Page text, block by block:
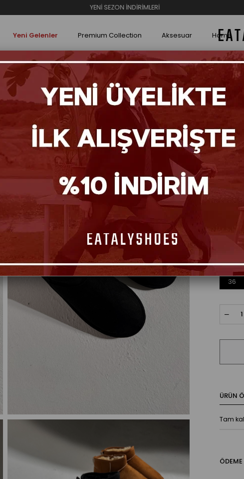
YENİ SEZON İNDİRİMLERİ
Yeni Gelenler Premium Collection Aksesuar Home
Tüylü Düz Taban Bilekte Bot
Ultra
Renk
Seçim
36
ÜRÜN
Tam
ÖDEME